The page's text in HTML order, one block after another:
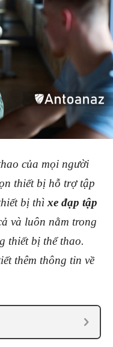
của mọi người
thiết bị hỗ trợ tập
bị thì xe đạp tập
và luôn nằm trong
thiết bị thể thao.
thêm thông tin về